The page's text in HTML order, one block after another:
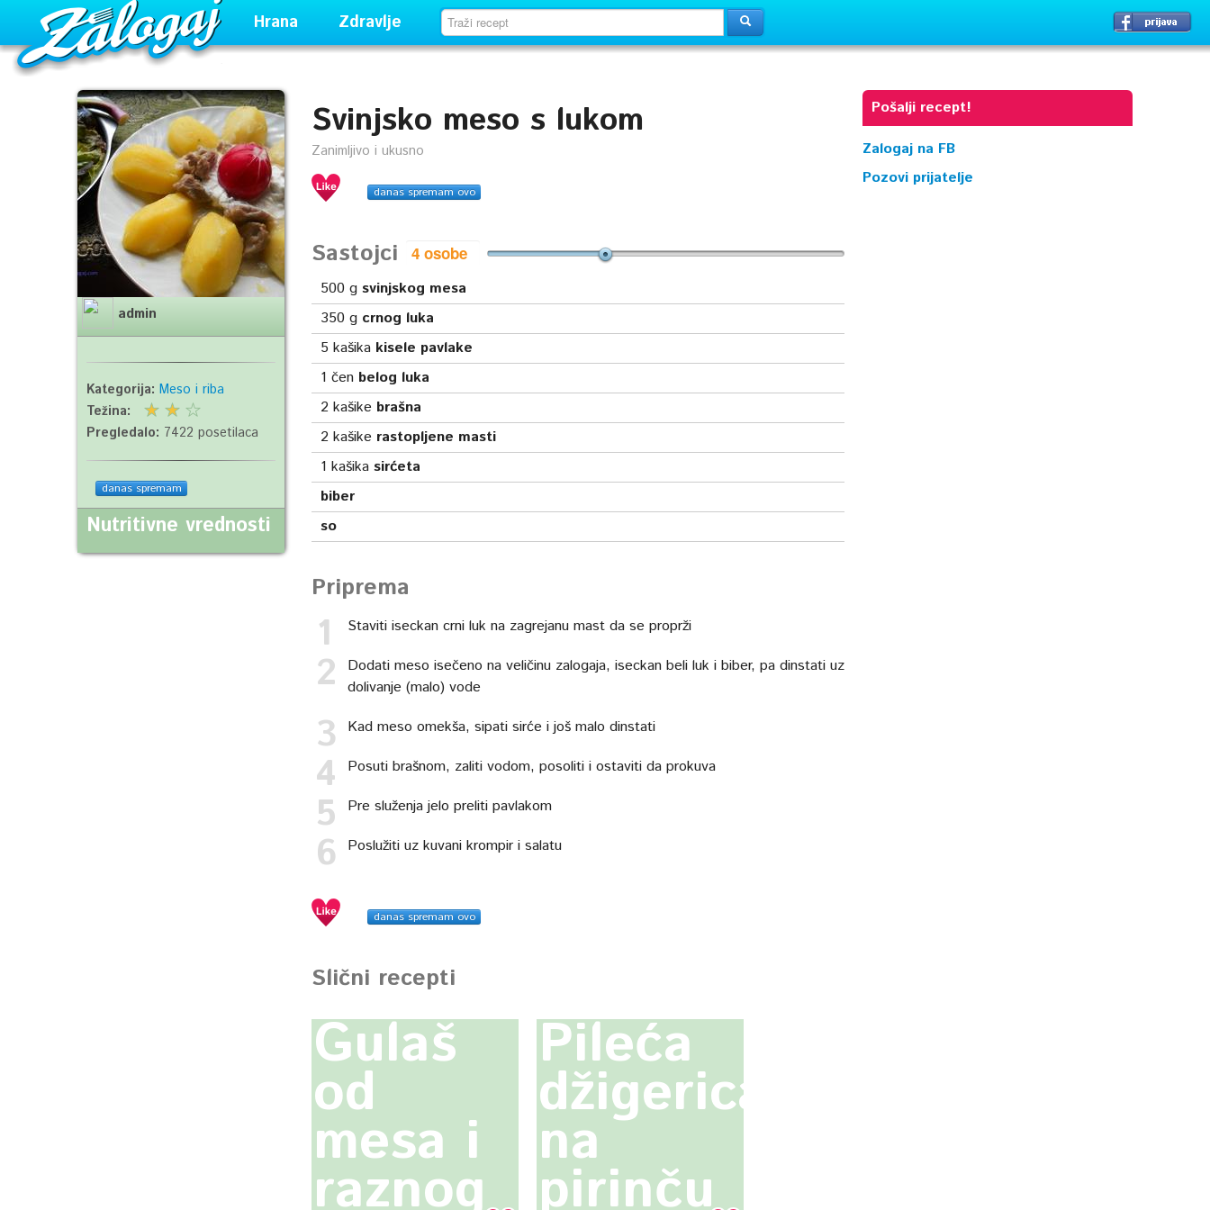
Hrana Zdravlje
Svinjsko meso s lukom
Zanimljivo i ukusno
danas spremam ovo
Sastojci
500 g svinjskog mesa
350 g crnog luka
5 kašika kisele pavlake
1 čen belog luka
2 kašike brašna
2 kašike rastopljene masti
1 kašika sirćeta
biber
so
Priprema
Staviti iseckan crni luk na zagrejanu mast da se proprži
Dodati meso isečeno na veličinu zalogaja, iseckan beli luk i biber, pa dinstati uz
dolivanje (malo) vode
Kad meso omekša, sipati sirće i još malo dinstati
Posuti brašnom, zaliti vodom, posoliti i ostaviti da prokuva
Pre služenja jelo preliti pavlakom
Poslužiti uz kuvani krompir i salatu
danas spremam ovo
Slični recepti
Gulaš
od
mesa i
raznog
Pileća
džigerica
na
pirinču
admin
Kategorija: Meso i riba
Težina:
Pregledalo: 7422 posetilaca
danas spremam
Nutritivne vrednosti
Pošalji recept!
Zalogaj na FB
Pozovi prijatelje